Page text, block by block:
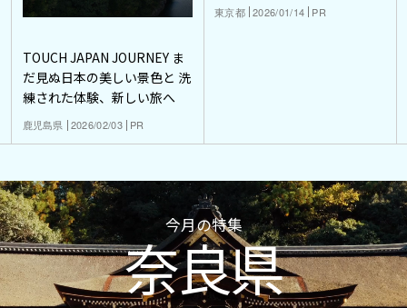
TOUCH JAPAN JOURNEY ま
だ見ぬ日本の美しい景色と 洗
練された体験、新しい旅へ
鹿児島県 2026/02/03 PR
東京都 2026/01/14 PR
今月の特集
奈良県